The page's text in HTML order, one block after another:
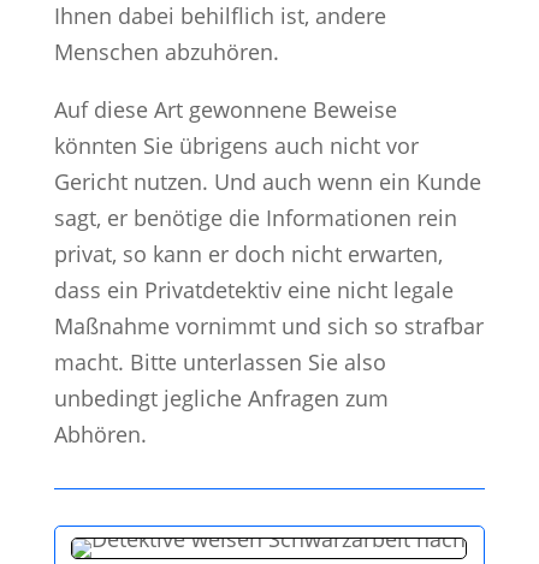
Ihnen dabei behilflich ist, andere
Menschen abzuhören.
Auf diese Art gewonnene Beweise
könnten Sie übrigens auch nicht vor
Gericht nutzen. Und auch wenn ein Kunde
sagt, er benötige die Informationen rein
privat, so kann er doch nicht erwarten,
dass ein Privatdetektiv eine nicht legale
Maßnahme vornimmt und sich so strafbar
macht. Bitte unterlassen Sie also
unbedingt jegliche Anfragen zum
Abhören.